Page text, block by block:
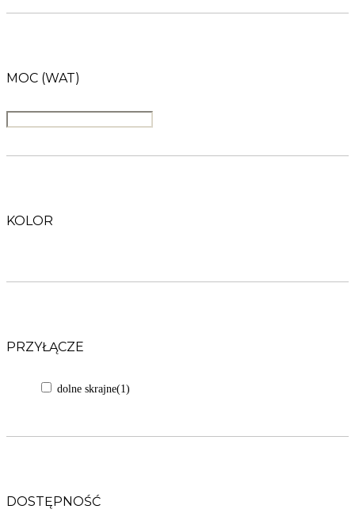
MOC (WAT)
KOLOR
PRZYŁĄCZE
dolne skrajne(1)
DOSTĘPNOŚĆ